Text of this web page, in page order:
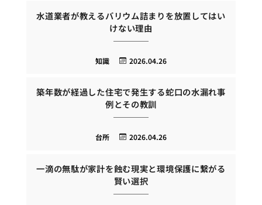
水道業者が教えるバリウム詰まりを放置してはい
けない理由
2026.04.26
知識
築年数が経過した住宅で発生する蛇口の水漏れ事
例とその教訓
2026.04.26
台所
一滴の無駄が家計を蝕む現実と環境保護に繋がる
賢い選択